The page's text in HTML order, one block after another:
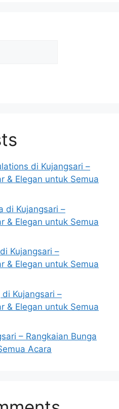
di Kujangsari –
& Elegan untuk Semua
di Kujangsari –
& Elegan untuk Semua
Kujangsari –
& Elegan untuk Semua
Kujangsari –
& Elegan untuk Semua
– Rangkaian Bunga
Acara